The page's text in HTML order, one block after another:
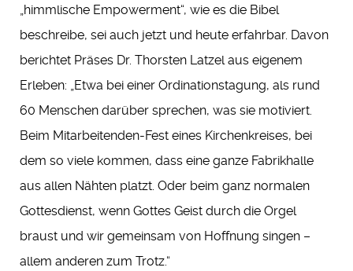
„himmlische Empowerment“, wie es die Bibel
beschreibe, sei auch jetzt und heute erfahrbar. Davon
berichtet Präses Dr. Thorsten Latzel aus eigenem
Erleben: „Etwa bei einer Ordinationstagung, als rund
60 Menschen darüber sprechen, was sie motiviert.
Beim Mitarbeitenden-Fest eines Kirchenkreises, bei
dem so viele kommen, dass eine ganze Fabrikhalle
aus allen Nähten platzt. Oder beim ganz normalen
Gottesdienst, wenn Gottes Geist durch die Orgel
braust und wir gemeinsam von Hoffnung singen –
allem anderen zum Trotz.“